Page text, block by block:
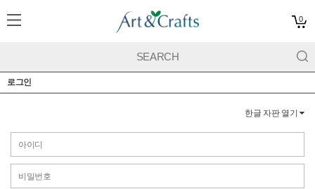
0
로그인
한글 자판 열기